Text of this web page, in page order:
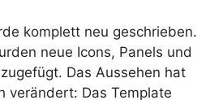
komplett neu geschrieben.
neue Icons, Panels und
Das Aussehen hat
verändert: Das Template